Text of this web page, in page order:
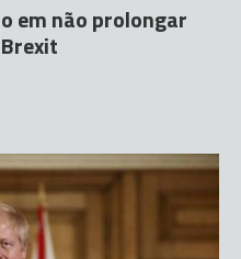
em não prolongar